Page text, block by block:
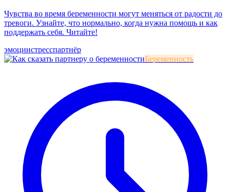
Чувства во время беременности могут меняться от радости до
тревоги. Узнайте, что нормально, когда нужна помощь и как
поддержать себя. Читайте!
эмоциистресспартнёр
Беременность